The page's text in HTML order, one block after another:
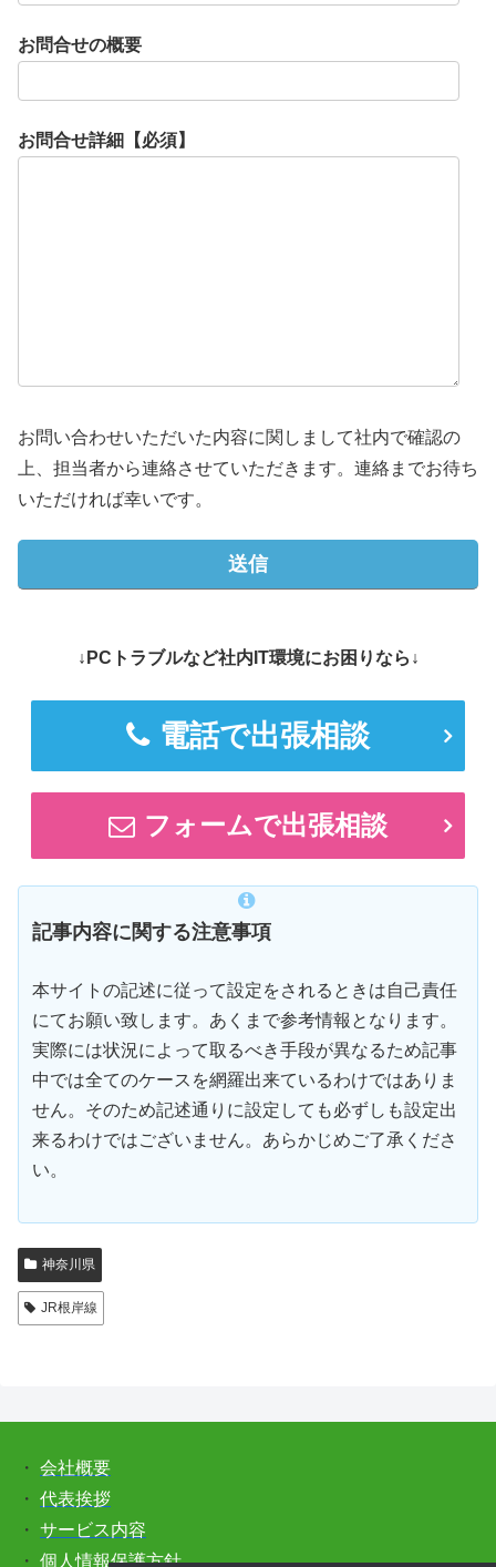
お問合せの概要
お問合せ詳細【必須】
お問い合わせいただいた内容に関しまして社内で確認の
上、担当者から連絡させていただきます。連絡までお待ち
いただければ幸いです。
↓PCトラブルなど社内IT環境にお困りなら↓
電話で出張相談
フォームで出張相談
記事内容に関する注意事項
本サイトの記述に従って設定をされるときは自己責任
にてお願い致します。あくまで参考情報となります。
実際には状況によって取るべき手段が異なるため記事
中では全てのケースを網羅出来ているわけではありま
せん。そのため記述通りに設定しても必ずしも設定出
来るわけではございません。あらかじめご了承くださ
い。
神奈川県
JR根岸線
・ 会社概要
・ 代表挨拶
・ サービス内容
・ 個人情報保護方針